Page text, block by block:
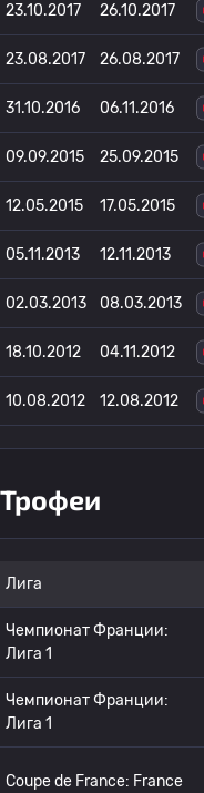
23.10.2017 26.10.2017
23.08.2017 26.08.2017
31.10.2016 06.11.2016
09.09.2015 25.09.2015
12.05.2015 17.05.2015
05.11.2013 12.11.2013
02.03.2013 08.03.2013
18.10.2012 04.11.2012
10.08.2012 12.08.2012
Трофеи
Лига
Чемпионат Франции:
Лига 1
Чемпионат Франции:
Лига 1
Coupe de France: France